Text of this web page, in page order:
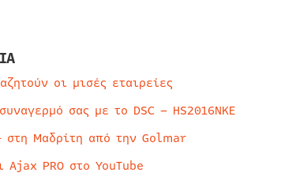
οι μισές εταιρείες
σας με το DSC – HS2016NKE
στη Μαδρίτη από την Golmar
PRO στο YouTube